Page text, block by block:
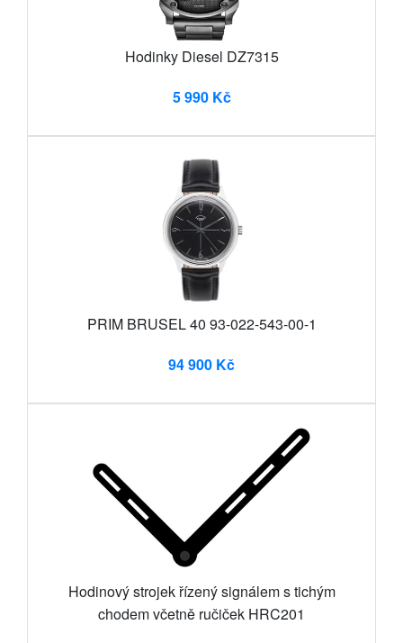
Hodinky Diesel DZ7315
5 990 Kč
PRIM BRUSEL 40 93-022-543-00-1
94 900 Kč
Hodinový strojek řízený signálem s tichým
chodem včetně ručiček HRC201